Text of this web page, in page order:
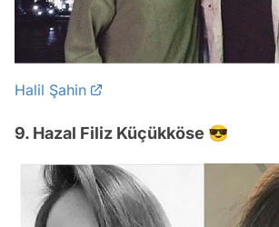
Halil Şahin
9. Hazal Filiz Küçükköse 😎